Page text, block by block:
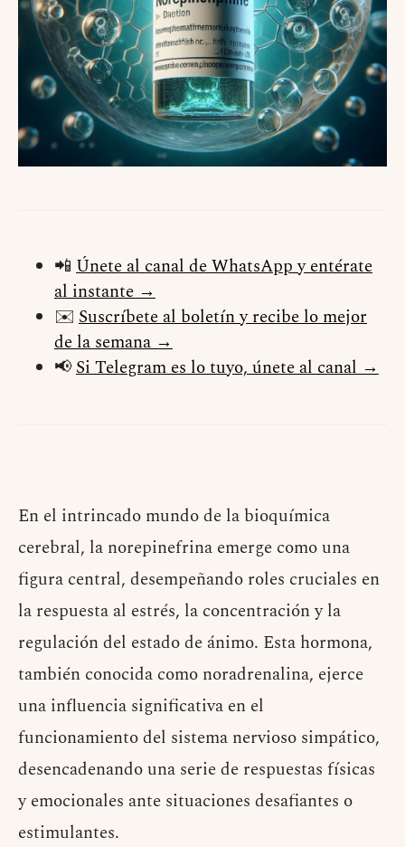
📲 Únete al canal de WhatsApp y entérate
al instante →
✉️ Suscríbete al boletín y recibe lo mejor
de la semana →
📢Si Telegram es lo tuyo, únete al canal →
En el intrincado mundo de la bioquímica
cerebral, la norepinefrina emerge como una
figura central, desempeñando roles cruciales en
la respuesta al estrés, la concentración y la
regulación del estado de ánimo. Esta hormona,
también conocida como noradrenalina, ejerce
una influencia significativa en el
funcionamiento del sistema nervioso simpático,
desencadenando una serie de respuestas físicas
y emocionales ante situaciones desafiantes o
estimulantes.